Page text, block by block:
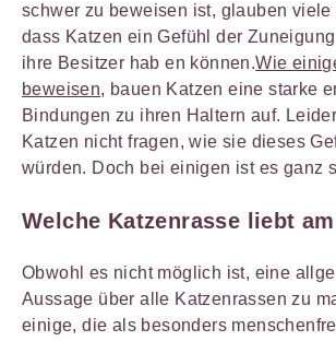
schwer zu beweisen ist, glauben viele
dass Katzen ein Gefühl der
ihre Besitzer hab en können.Wie
beweisen, bauen Katzen eine starke
Bindungen zu ihren Haltern auf.
Katzen nicht fragen, wie sie dieses
würden. Doch bei einigen ist es ganz
Welche Katzenrasse liebt
Obwohl es nicht möglich ist, eine
Aussage über alle Katzenrassen zu
einige, die als besonders